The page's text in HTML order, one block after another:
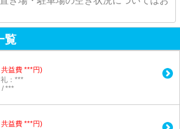
覧
益費 ***円)
：***
/ ***
益費 ***円)